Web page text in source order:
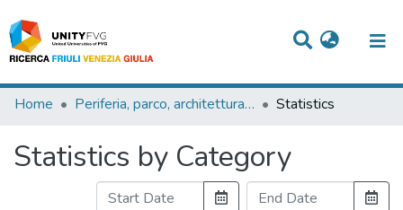
Titles
Home Periferia, parco, architettura”: la penisola del Cavallino, Venezia, 1994 Statistics
Statistics by Category